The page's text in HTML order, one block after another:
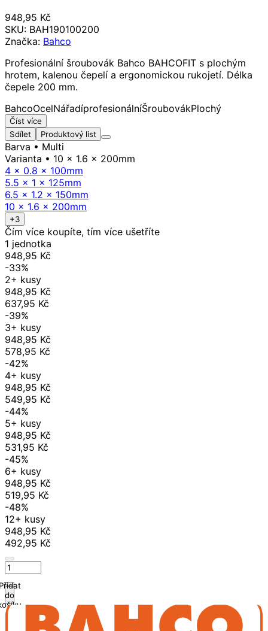
948,95 Kč
SKU: BAH190100200
Značka: Bahco
Profesionální šroubovák Bahco BAHCOFIT s plochým
hrotem, kalenou čepelí a ergonomickou rukojetí. Délka
čepele 200 mm.
BahcoOcelNářadíprofesionálníŠroubovákPlochý
Číst více
Sdílet
Produktový list
Barva • Multi
Varianta • 10 x 1.6 x 200mm
4 x 0.8 x 100mm
5.5 x 1 x 125mm
6.5 x 1.2 x 150mm
10 x 1.6 x 200mm
+3
Čím více koupíte, tím více ušetříte
1 jednotka
948,95 Kč
-33%
2+ kusy
948,95 Kč
637,95 Kč
-39%
3+ kusy
948,95 Kč
578,95 Kč
-42%
4+ kusy
948,95 Kč
549,95 Kč
-44%
5+ kusy
948,95 Kč
531,95 Kč
-45%
6+ kusy
948,95 Kč
519,95 Kč
-48%
12+ kusy
948,95 Kč
492,95 Kč
do